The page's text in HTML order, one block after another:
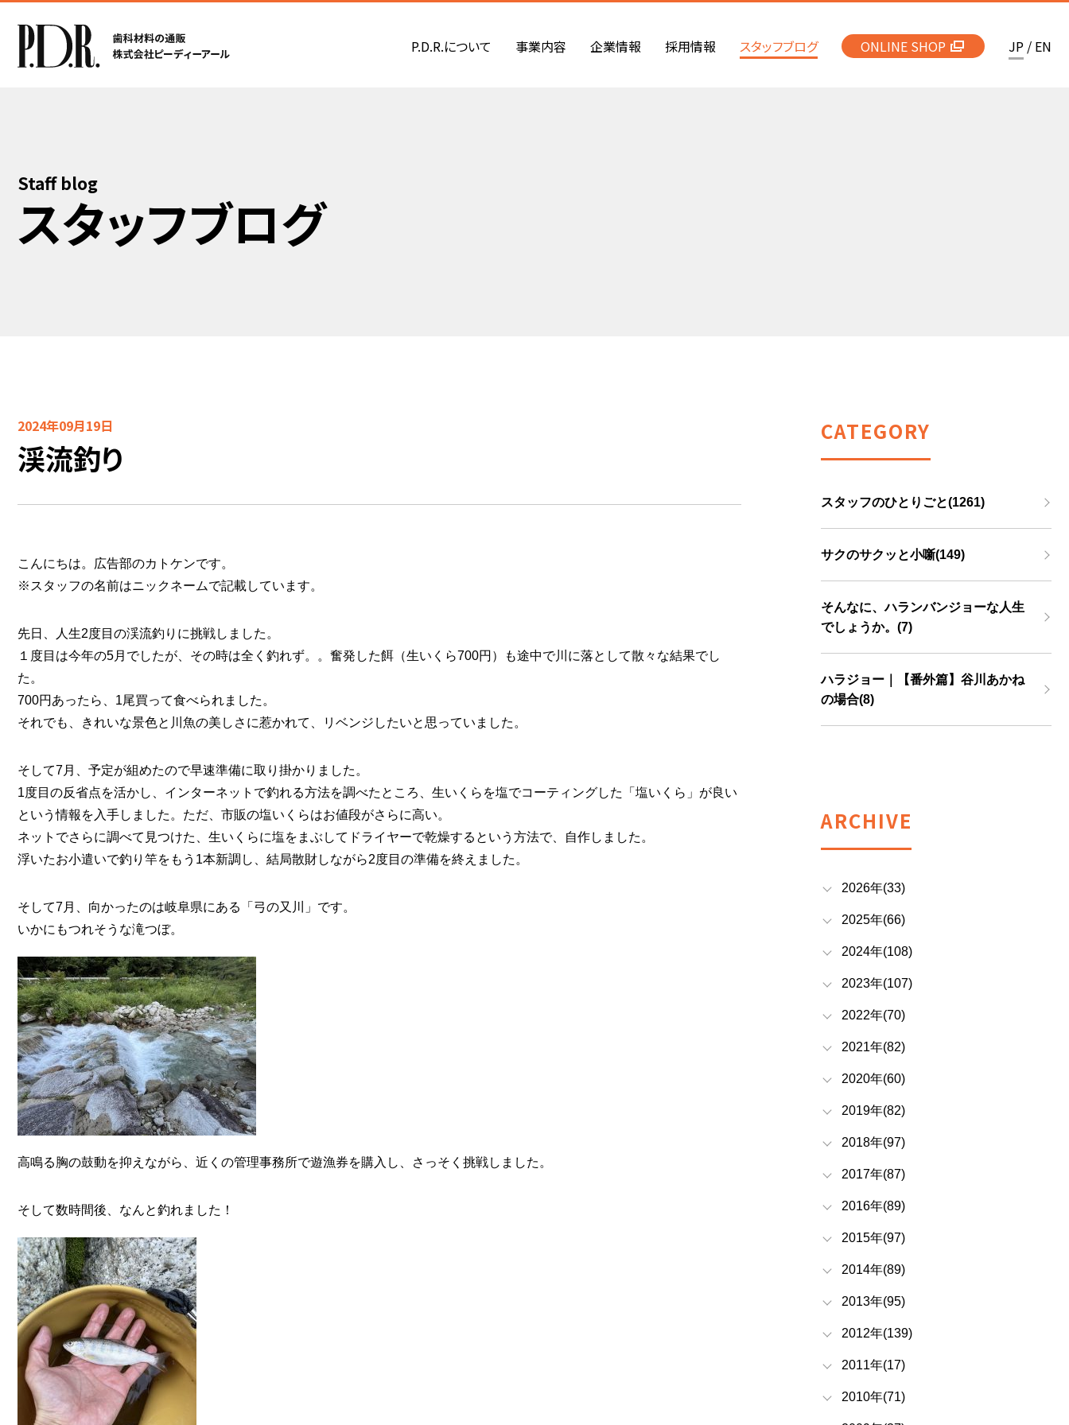
P.D.R.について 事業内容 企業情報 採用情報 スタッフブログ ONLINE SHOP JP / EN
Staff blog
スタッフブログ
2024年09月19日
渓流釣り
こんにちは。広告部のカトケンです。
※スタッフの名前はニックネームで記載しています。
先日、人生2度目の渓流釣りに挑戦しました。
１度目は今年の5月でしたが、その時は全く釣れず。。奮発した餌（生いくら700円）も途中で川に落として散々な結果でし
た。
700円あったら、1尾買って食べられました。
それでも、きれいな景色と川魚の美しさに惹かれて、リベンジしたいと思っていました。
そして7月、予定が組めたので早速準備に取り掛かりました。
1度目の反省点を活かし、インターネットで釣れる方法を調べたところ、生いくらを塩でコーティングした「塩いくら」が良い
という情報を入手しました。ただ、市販の塩いくらはお値段がさらに高い。
ネットでさらに調べて見つけた、生いくらに塩をまぶしてドライヤーで乾燥するという方法で、自作しました。
浮いたお小遣いで釣り竿をもう1本新調し、結局散財しながら2度目の準備を終えました。
そして7月、向かったのは岐阜県にある「弓の又川」です。
いかにもつれそうな滝つぼ。
高鳴る胸の鼓動を抑えながら、近くの管理事務所で遊漁券を購入し、さっそく挑戦しました。
そして数時間後、なんと釣れました！
CATEGORY
スタッフのひとりごと(1261)
サクのサクッと小噺(149)
そんなに、ハランバンジョーな人生
でしょうか。(7)
ハラジョー｜【番外篇】谷川あかね
の場合(8)
ARCHIVE
2026年(33)
2025年(66)
2024年(108)
2023年(107)
2022年(70)
2021年(82)
2020年(60)
2019年(82)
2018年(97)
2017年(87)
2016年(89)
2015年(97)
2014年(89)
2013年(95)
2012年(139)
2011年(17)
2010年(71)